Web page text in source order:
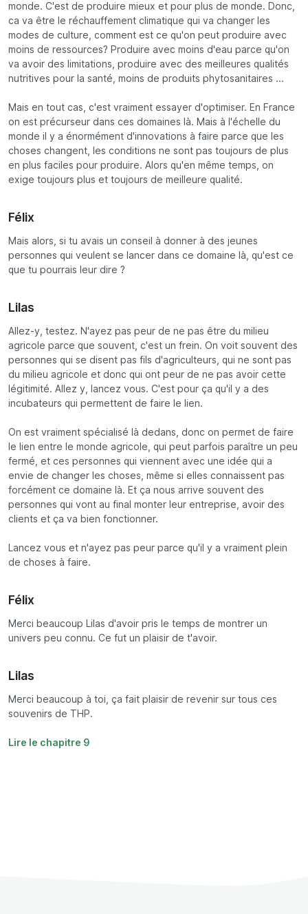
monde. C'est de produire mieux et pour plus de monde. Donc,
ca va être le réchauffement climatique qui va changer les
modes de culture, comment est ce qu'on peut produire avec
moins de ressources? Produire avec moins d'eau parce qu'on
va avoir des limitations, produire avec des meilleures qualités
nutritives pour la santé, moins de produits phytosanitaires ...
Mais en tout cas, c'est vraiment essayer d'optimiser. En France
on est précurseur dans ces domaines là. Mais à l'échelle du
monde il y a énormément d'innovations à faire parce que les
choses changent, les conditions ne sont pas toujours de plus
en plus faciles pour produire. Alors qu'en même temps, on
exige toujours plus et toujours de meilleure qualité.
Félix
Mais alors, si tu avais un conseil à donner à des jeunes
personnes qui veulent se lancer dans ce domaine là, qu'est ce
que tu pourrais leur dire ?
Lilas
Allez-y, testez. N'ayez pas peur de ne pas être du milieu
agricole parce que souvent, c'est un frein. On voit souvent des
personnes qui se disent pas fils d'agriculteurs, qui ne sont pas
du milieu agricole et donc qui ont peur de ne pas avoir cette
légitimité. Allez y, lancez vous. C'est pour ça qu'il y a des
incubateurs qui permettent de faire le lien.
On est vraiment spécialisé là dedans, donc on permet de faire
le lien entre le monde agricole, qui peut parfois paraître un peu
fermé, et ces personnes qui viennent avec une idée qui a
envie de changer les choses, même si elles connaissent pas
forcément ce domaine là. Et ça nous arrive souvent des
personnes qui vont au final monter leur entreprise, avoir des
clients et ça va bien fonctionner.
Lancez vous et n'ayez pas peur parce qu'il y a vraiment plein
de choses à faire.
Félix
Merci beaucoup Lilas d'avoir pris le temps de montrer un
univers peu connu. Ce fut un plaisir de t'avoir.
Lilas
Merci beaucoup à toi, ça fait plaisir de revenir sur tous ces
souvenirs de THP.
Lire le chapitre 9